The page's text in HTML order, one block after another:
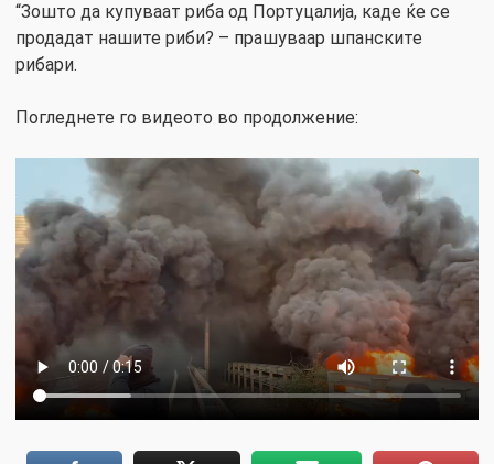
“Зошто да купуваат риба од Портуцалија, каде ќе се
продадат нашите риби? – прашуваар шпанските
рибари.
Погледнете го видеото во продолжение: